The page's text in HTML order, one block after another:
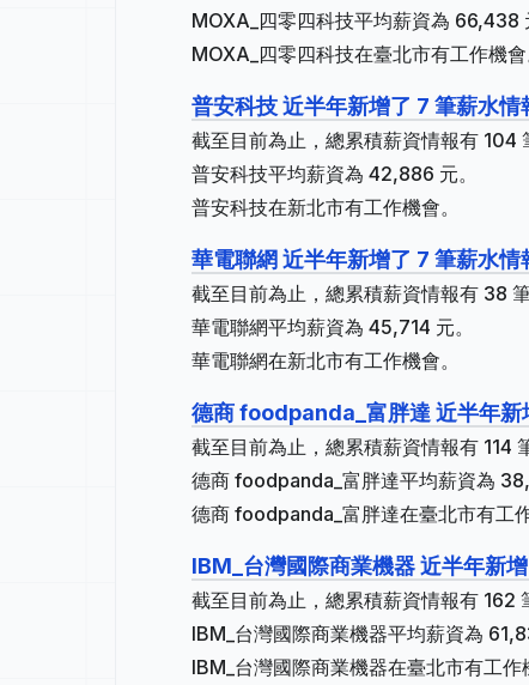
MOXA_四零四科技平均薪資為 66,438
MOXA_四零四科技在臺北市有工作機會
普安科技 近半年新增了 7 筆薪水情
截至目前為止，總累積薪資情報有 104
普安科技平均薪資為 42,886 元。
普安科技在新北市有工作機會。
華電聯網 近半年新增了 7 筆薪水情
截至目前為止，總累積薪資情報有 38
華電聯網平均薪資為 45,714 元。
華電聯網在新北市有工作機會。
德商 foodpanda_富胖達 近半年新
截至目前為止，總累積薪資情報有 114
德商 foodpanda_富胖達平均薪資為
德商 foodpanda_富胖達在臺北市有工作
IBM_台灣國際商業機器 近半年新
截至目前為止，總累積薪資情報有 162
IBM_台灣國際商業機器平均薪資為
IBM_台灣國際商業機器在臺北市有工作